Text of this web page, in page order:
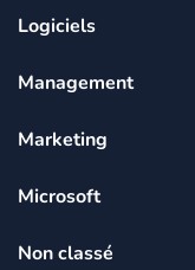
Logiciels
Management
Marketing
Microsoft
Non classé